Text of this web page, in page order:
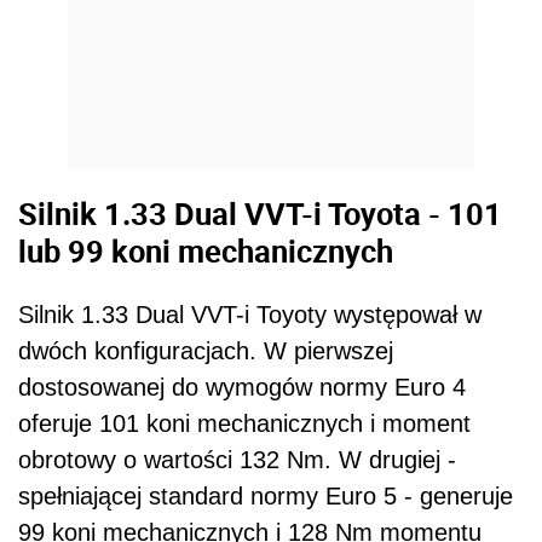
obrotowego. Zalety jednostki? Kierowcy
podkreślali jej wysoką kulturę pracy, a do tego
dobrą elastyczność. Poza tym japoński
benzyniak dość dobrze współpracuje z
instalacjami zasilania LPG. Wady? W
segmencie C motorowi nieco brakuje krzepy.
Dalszy ciąg materiału pod wideo